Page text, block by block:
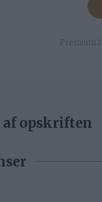
Premium
af opskriften